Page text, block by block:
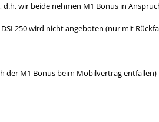
d.h. wir beide nehmen M1 Bonus in
wird nicht angeboten (nur mit
der M1 Bonus beim Mobilvertrag entfallen)